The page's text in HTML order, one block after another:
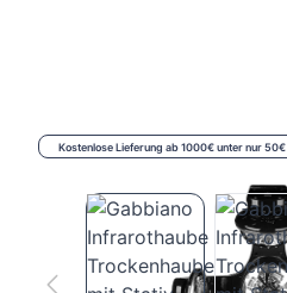
Kostenlose Lieferung ab 1000€ unter nur 50€